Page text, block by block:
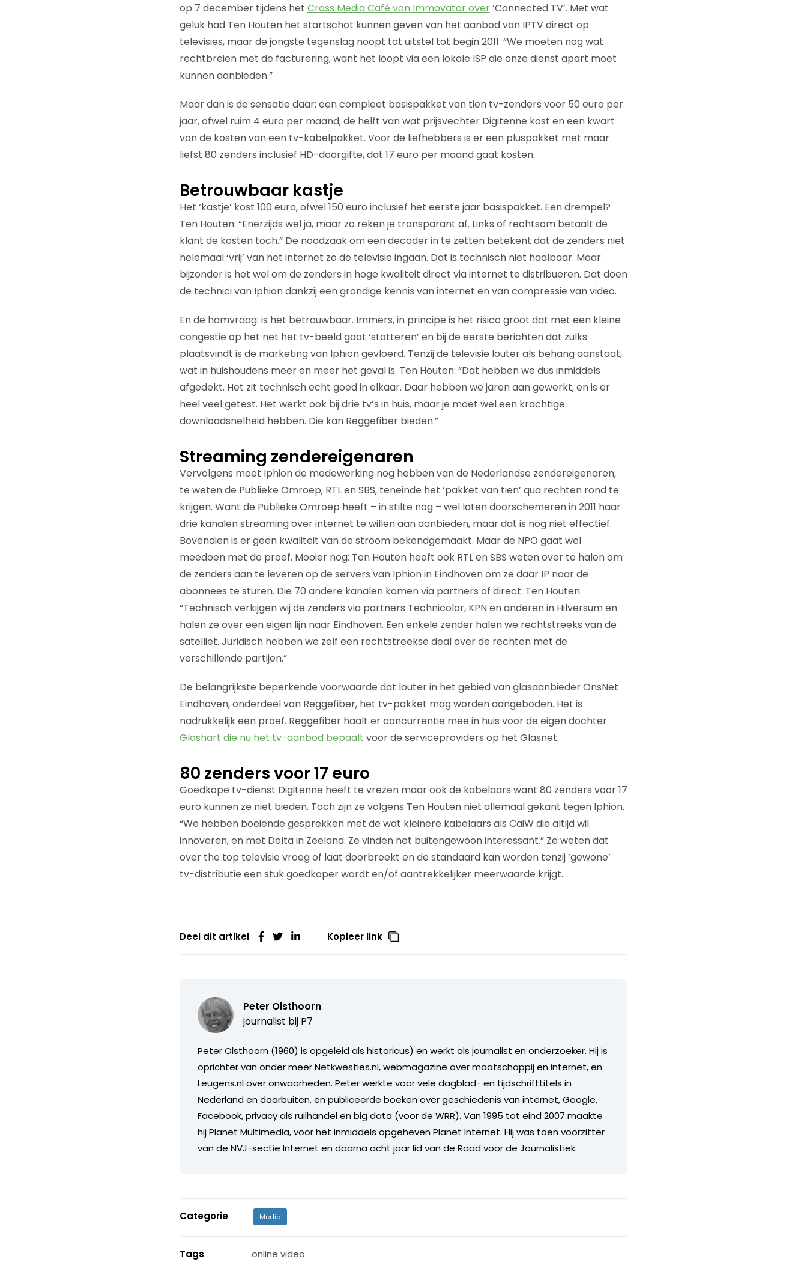
op 7 december tijdens het Cross Media Café van Immovator over‘Connected TV’. Met wat
geluk had Ten Houten het startschot kunnen geven van het aanbod van IPTV direct op
televisies, maar de jongste tegenslag noopt tot uitstel tot begin 2011. “We moeten nog wat
rechtbreien met de facturering, want het loopt via een lokale ISP die onze dienst apart moet
kunnen aanbieden.”
Maar dan is de sensatie daar: een compleet basispakket van tien tv-zenders voor 50 euro per
jaar, ofwel ruim 4 euro per maand, de helft van wat prijsvechter Digitenne kost en een kwart
van de kosten van een tv-kabelpakket. Voor de liefhebbers is er een pluspakket met maar
liefst 80 zenders inclusief HD-doorgifte, dat 17 euro per maand gaat kosten.
Betrouwbaar kastje
Het ‘kastje’ kost 100 euro, ofwel 150 euro inclusief het eerste jaar basispakket. Een drempel?
Ten Houten: “Enerzijds wel ja, maar zo reken je transparant af. Links of rechtsom betaalt de
klant de kosten toch.” De noodzaak om een decoder in te zetten betekent dat de zenders niet
helemaal ‘vrij’ van het internet zo de televisie ingaan. Dat is technisch niet haalbaar. Maar
bijzonder is het wel om de zenders in hoge kwaliteit direct via internet te distribueren. Dat doen
de technici van Iphion dankzij een grondige kennis van internet en van compressie van video.
En de hamvraag: is het betrouwbaar. Immers, in principe is het risico groot dat met een kleine
congestie op het net het tv-beeld gaat ‘stotteren’ en bij de eerste berichten dat zulks
plaatsvindt is de marketing van Iphion gevloerd. Tenzij de televisie louter als behang aanstaat,
wat in huishoudens meer en meer het geval is. Ten Houten: “Dat hebben we dus inmiddels
afgedekt. Het zit technisch echt goed in elkaar. Daar hebben we jaren aan gewerkt, en is er
heel veel getest. Het werkt ook bij drie tv’s in huis, maar je moet wel een krachtige
downloadsnelheid hebben. Die kan Reggefiber bieden.”
Streaming zendereigenaren
Vervolgens moet Iphion de medewerking nog hebben van de Nederlandse zendereigenaren,
te weten de Publieke Omroep, RTL en SBS, teneinde het ‘pakket van tien’ qua rechten rond te
krijgen. Want de Publieke Omroep heeft – in stilte nog – wel laten doorschemeren in 2011 haar
drie kanalen streaming over internet te willen aan aanbieden, maar dat is nog niet effectief.
Bovendien is er geen kwaliteit van de stroom bekendgemaakt. Maar de NPO gaat wel
meedoen met de proef. Mooier nog: Ten Houten heeft ook RTL en SBS weten over te halen om
de zenders aan te leveren op de servers van Iphion in Eindhoven om ze daar IP naar de
abonnees te sturen. Die 70 andere kanalen komen via partners of direct. Ten Houten:
“Technisch verkijgen wij de zenders via partners Technicolor, KPN en anderen in Hilversum en
halen ze over een eigen lijn naar Eindhoven. Een enkele zender halen we rechtstreeks van de
satelliet. Juridisch hebben we zelf een rechtstreekse deal over de rechten met de
verschillende partijen.”
De belangrijkste beperkende voorwaarde dat louter in het gebied van glasaanbieder OnsNet
Eindhoven, onderdeel van Reggefiber, het tv-pakket mag worden aangeboden. Het is
nadrukkelijk een proef. Reggefiber haalt er concurrentie mee in huis voor de eigen dochter
Glashart die nu het tv-aanbod bepaalt voor de serviceproviders op het Glasnet.
80 zenders voor 17 euro
Goedkope tv-dienst Digitenne heeft te vrezen maar ook de kabelaars want 80 zenders voor 17
euro kunnen ze niet bieden. Toch zijn ze volgens Ten Houten niet allemaal gekant tegen Iphion.
“We hebben boeiende gesprekken met de wat kleinere kabelaars als CaiW die altijd wil
innoveren, en met Delta in Zeeland. Ze vinden het buitengewoon interessant.” Ze weten dat
over the top televisie vroeg of laat doorbreekt en de standaard kan worden tenzij ‘gewone’
tv-distributie een stuk goedkoper wordt en/of aantrekkelijker meerwaarde krijgt.
Deel dit artikel Kopieer link
Peter Olsthoorn
journalist bij P7
Peter Olsthoorn (1960) is opgeleid als historicus) en werkt als journalist en onderzoeker. Hij is
oprichter van onder meer Netkwesties.nl, webmagazine over maatschappij en internet, en
Leugens.nl over onwaarheden. Peter werkte voor vele dagblad- en tijdschrifttitels in
Nederland en daarbuiten, en publiceerde boeken over geschiedenis van internet, Google,
Facebook, privacy als ruilhandel en big data (voor de WRR). Van 1995 tot eind 2007 maakte
hij Planet Multimedia, voor het inmiddels opgeheven Planet Internet. Hij was toen voorzitter
van de NVJ-sectie Internet en daarna acht jaar lid van de Raad voor de Journalistiek.
Categorie Media
Tags online video